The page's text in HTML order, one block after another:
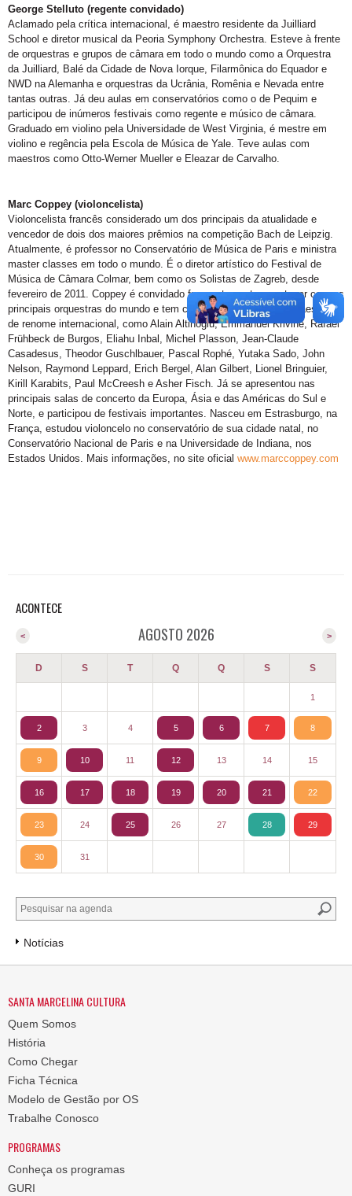
George Stelluto (regente convidado)
Aclamado pela crítica internacional, é maestro residente da Juilliard
School e diretor musical da Peoria Symphony Orchestra. Esteve à frente
de orquestras e grupos de câmara em todo o mundo como a Orquestra
da Juilliard, Balé da Cidade de Nova Iorque, Filarmônica do Equador e
NWD na Alemanha e orquestras da Ucrânia, Romênia e Nevada entre
tantas outras. Já deu aulas em conservatórios como o de Pequim e
participou de inúmeros festivais como regente e músico de câmara.
Graduado em violino pela Universidade de West Virginia, é mestre em
violino e regência pela Escola de Música de Yale. Teve aulas com
maestros como Otto-Werner Mueller e Eleazar de Carvalho.
Marc Coppey (violoncelista)
Violoncelista francês considerado um dos principais da atualidade e
vencedor de dois dos maiores prêmios na competição Bach de Leipzig.
Atualmente, é professor no Conservatório de Música de Paris e ministra
master classes em todo o mundo. É o diretor artístico do Festival de
Música de Câmara Colmar, bem como os Solistas de Zagreb, desde
fevereiro de 2011. Coppey é convidado frequentemente para tocar com as
principais orquestras do mundo e tem colaborado com muitos maestros
de renome internacional, como Alain Altinoglu, Emmanuel Krivine, Rafael
Frühbeck de Burgos, Eliahu Inbal, Michel Plasson, Jean-Claude
Casadesus, Theodor Guschlbauer, Pascal Rophé, Yutaka Sado, John
Nelson, Raymond Leppard, Erich Bergel, Alan Gilbert, Lionel Bringuier,
Kirill Karabits, Paul McCreesh e Asher Fisch. Já se apresentou nas
principais salas de concerto da Europa, Ásia e das Américas do Sul e
Norte, e participou de festivais importantes. Nasceu em Estrasburgo, na
França, estudou violoncelo no conservatório de sua cidade natal, no
Conservatório Nacional de Paris e na Universidade de Indiana, nos
Estados Unidos. Mais informações, no site oficial www.marccoppey.com
ACONTECE
AGOSTO 2026 >
<
D S T Q Q S S
1
2 3 4 5 6 7 8
9 10 11 12 13 14 15
16 17 18 19 20 21 22
23 24 25 26 27 28 29
30 31
Notícias
SANTA MARCELINA CULTURA
Quem Somos
História
Como Chegar
Ficha Técnica
Modelo de Gestão por OS
Trabalhe Conosco
PROGRAMAS
Conheça os programas
GURI